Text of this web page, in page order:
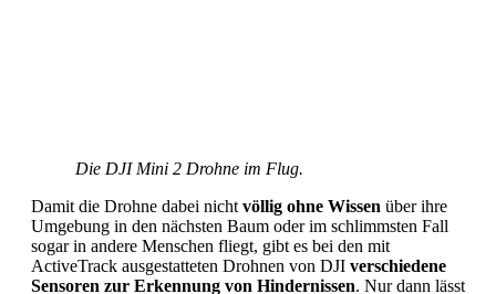
Die DJI Mini 2 Drohne im Flug.
Damit die Drohne dabei nicht völlig ohne Wissen über ihre
Umgebung in den nächsten Baum oder im schlimmsten Fall
sogar in andere Menschen fliegt, gibt es bei den mit
ActiveTrack ausgestatteten Drohnen von DJI verschiedene
Sensoren zur Erkennung von Hindernissen. Nur dann lässt